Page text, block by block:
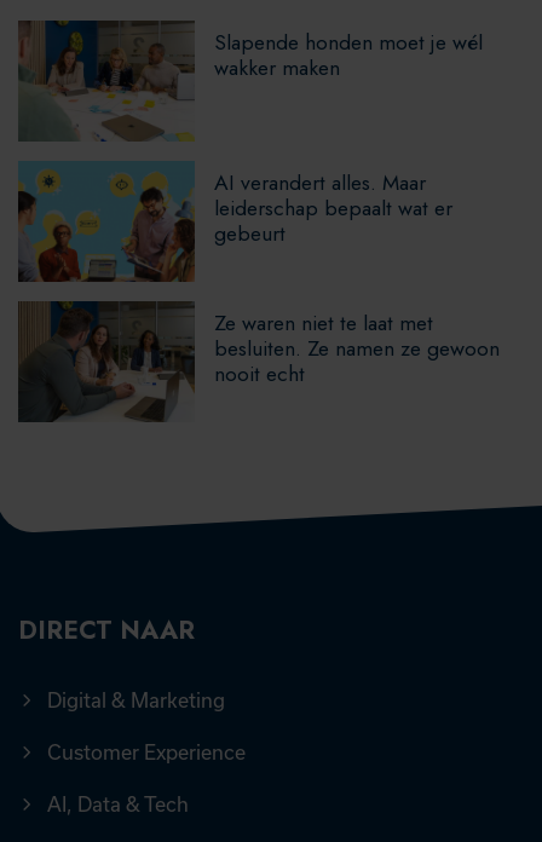
Slapende honden moet je wél
wakker maken
AI verandert alles. Maar
leiderschap bepaalt wat er
gebeurt
Ze waren niet te laat met
besluiten. Ze namen ze gewoon
nooit echt
DIRECT NAAR
Digital & Marketing
Customer Experience
AI, Data & Tech